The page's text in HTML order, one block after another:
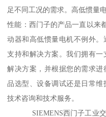
足不同工况的需求。高低惯量
性能：西门子的产品一直以来
动器和高低惯量电机不例外
支持和解决方案。我们拥有
解决方案，并根据您的需求
品选型、设备调试还是日常
技术咨询和技术服务。
SIEMENS西门子工业交换